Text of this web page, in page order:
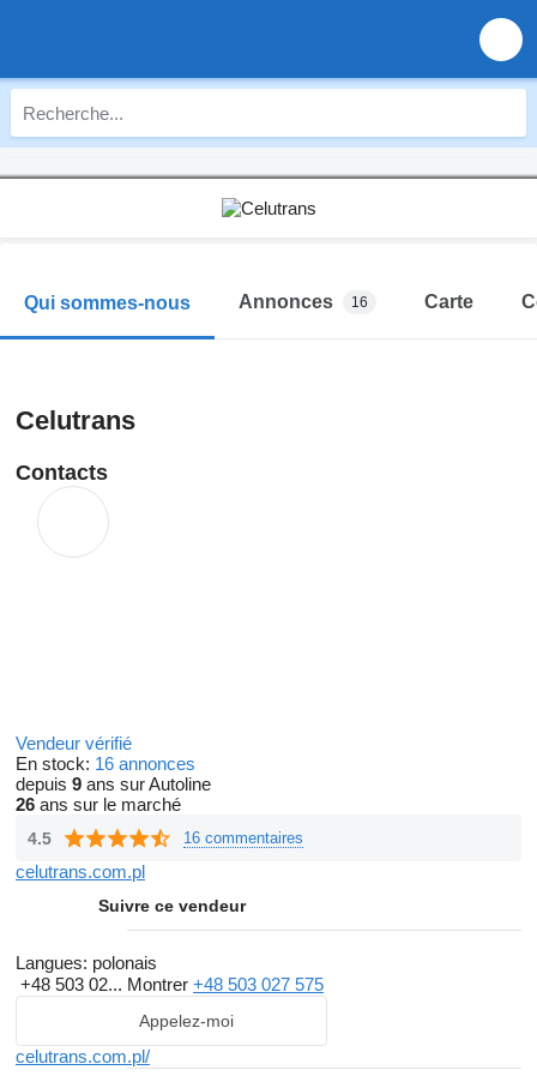
Qui sommes-nous Annonces 16 Carte
Celutrans
Contacts
Vendeur vérifié
En stock: 16 annonces
depuis 9 ans sur Autoline
26 ans sur le marché
4.5 16 commentaires
celutrans.com.pl
Suivre ce vendeur
Langues: polonais
+48 503 02... Montrer +48 503 027 575
Appelez-moi
celutrans.com.pl/